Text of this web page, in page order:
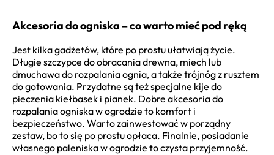
Akcesoria do ogniska – co warto mieć pod ręką
Jest kilka gadżetów, które po prostu ułatwiają życie.
Długie szczypce do obracania drewna, miech lub
dmuchawa do rozpalania ognia, a także trójnóg z rusztem
do gotowania. Przydatne są też specjalne kije do
pieczenia kiełbasek i pianek. Dobre akcesoria do
rozpalania ogniska w ogrodzie to komfort i
bezpieczeństwo. Warto zainwestować w porządny
zestaw, bo to się po prostu opłaca. Finalnie, posiadanie
własnego paleniska w ogrodzie to czysta przyjemność.